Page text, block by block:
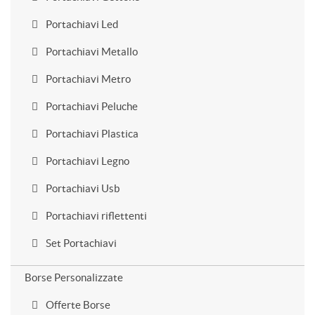
Portachiavi Led
Portachiavi Metallo
Portachiavi Metro
Portachiavi Peluche
Portachiavi Plastica
Portachiavi Legno
Portachiavi Usb
Portachiavi riflettenti
Set Portachiavi
Borse Personalizzate
Offerte Borse